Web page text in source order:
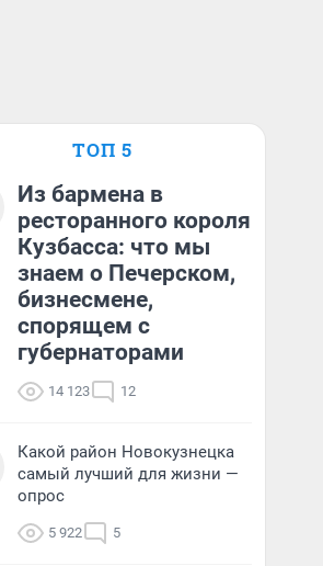
ТОП 5
Из бармена в
ресторанного короля
Кузбасса: что мы
знаем о Печерском,
бизнесмене,
спорящем с
губернаторами
14 123 12
Какой район Новокузнецка
самый лучший для жизни —
опрос
5 922 5